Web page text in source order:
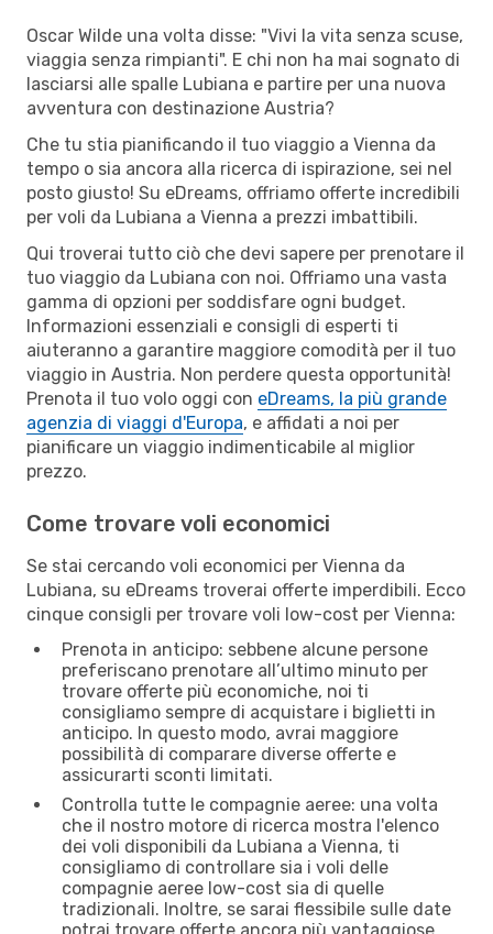
Oscar Wilde una volta disse: "Vivi la vita senza scuse,
viaggia senza rimpianti". E chi non ha mai sognato di
lasciarsi alle spalle Lubiana e partire per una nuova
avventura con destinazione Austria?
Che tu stia pianificando il tuo viaggio a Vienna da
tempo o sia ancora alla ricerca di ispirazione, sei nel
posto giusto! Su eDreams, offriamo offerte incredibili
per voli da Lubiana a Vienna a prezzi imbattibili.
Qui troverai tutto ciò che devi sapere per prenotare il
tuo viaggio da Lubiana con noi. Offriamo una vasta
gamma di opzioni per soddisfare ogni budget.
Informazioni essenziali e consigli di esperti ti
aiuteranno a garantire maggiore comodità per il tuo
viaggio in Austria. Non perdere questa opportunità!
Prenota il tuo volo oggi con eDreams, la più grande
agenzia di viaggi d'Europa, e affidati a noi per
pianificare un viaggio indimenticabile al miglior
prezzo.
Come trovare voli economici
Se stai cercando voli economici per Vienna da
Lubiana, su eDreams troverai offerte imperdibili. Ecco
cinque consigli per trovare voli low-cost per Vienna:
Prenota in anticipo: sebbene alcune persone
preferiscano prenotare all’ultimo minuto per
trovare offerte più economiche, noi ti
consigliamo sempre di acquistare i biglietti in
anticipo. In questo modo, avrai maggiore
possibilità di comparare diverse offerte e
assicurarti sconti limitati.
Controlla tutte le compagnie aeree: una volta
che il nostro motore di ricerca mostra l'elenco
dei voli disponibili da Lubiana a Vienna, ti
consigliamo di controllare sia i voli delle
compagnie aeree low-cost sia di quelle
tradizionali. Inoltre, se sarai flessibile sulle date